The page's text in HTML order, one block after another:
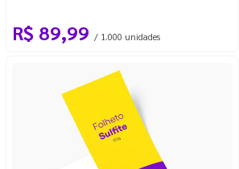
R$ 89,99 / 1.000 unidades